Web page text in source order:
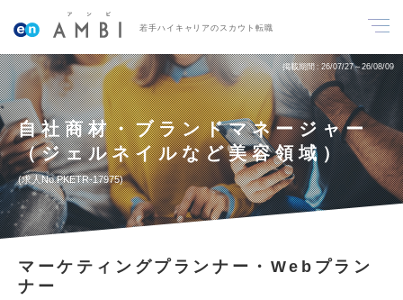
若手ハイキャリアのスカウト転職
掲載期間 26/07/27～26/08/09
自社商材・ブランドマネージャー
（ジェルネイルなど美容領域）
求人No.PKETR-17975
マーケティングプランナー・Webプラン
ナー